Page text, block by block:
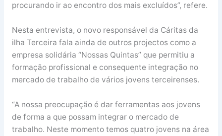
procurando ir ao encontro dos mais excluídos”, refere.
Nesta entrevista, o novo responsável da Cáritas da
ilha Terceira fala ainda de outros projectos como a
empresa solidária “Nossas Quintas” que permitiu a
formação profissional e consequente integração no
mercado de trabalho de vários jovens terceirenses.
“A nossa preocupação é dar ferramentas aos jovens
de forma a que possam integrar o mercado de
trabalho. Neste momento temos quatro jovens na área